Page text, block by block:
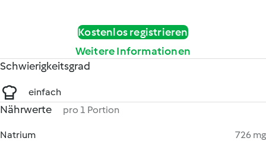
Kostenlos registrieren
Weitere Informationen
Schwierigkeitsgrad
einfach
Nährwerte pro 1 Portion
Natrium
726 mg